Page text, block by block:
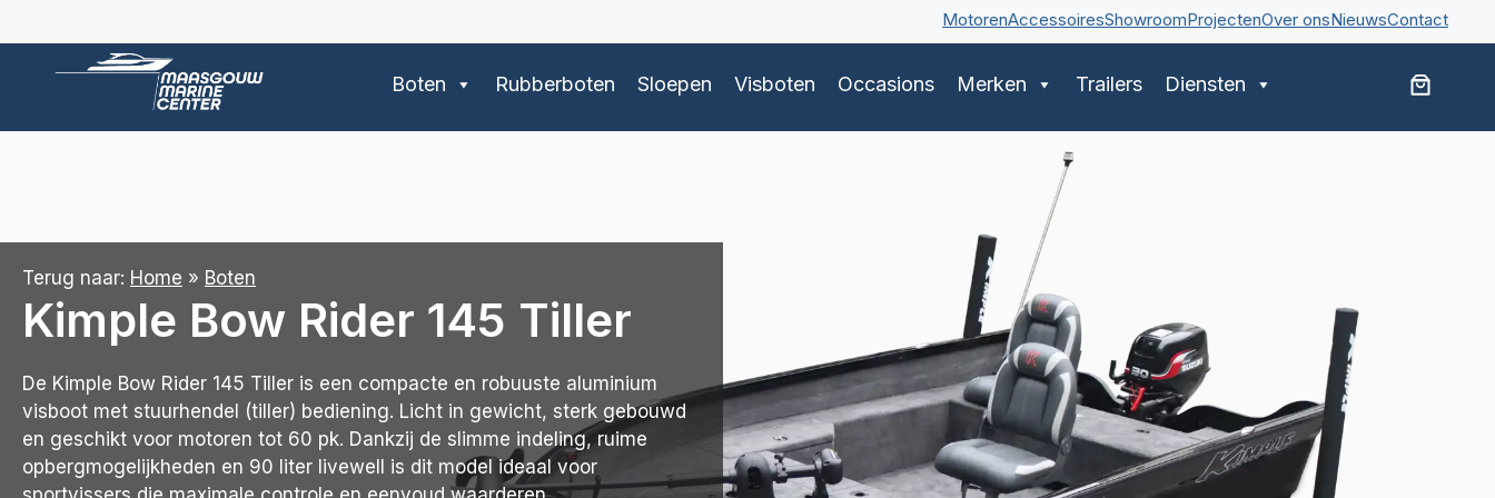
naar
MotorenAccessoiresShowroomProjectenOver onsNieuwsContact
Boten Rubberboten Sloepen Visboten Occasions Merken Trailers Diensten
Terug naar: Home » Boten
Kimple Bow Rider 145 Tiller
De Kimple Bow Rider 145 Tiller is een compacte en robuuste aluminium
visboot met stuurhendel (tiller) bediening. Licht in gewicht, sterk gebouwd
en geschikt voor motoren tot 60 pk. Dankzij de slimme indeling, ruime
opbergmogelijkheden en 90 liter livewell is dit model ideaal voor